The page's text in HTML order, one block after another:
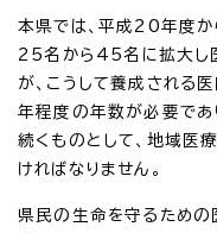
本県では、平成20年度
25名から45名に拡大し
が、こうして養成される
年程度の年数が必要であ
続くものとして、地域医
ければなりません。
県民の生命を守るための